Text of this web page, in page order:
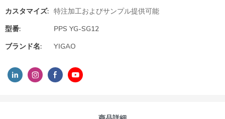
カスタマイズ: 特注加工およびサンプル提供可能
型番:
PPS YG-SG12
ブランド名:
YIGAO